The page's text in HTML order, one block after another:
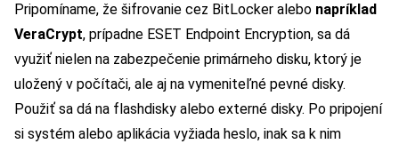
Pripomíname, že šifrovanie cez BitLocker alebo napríklad
VeraCrypt, prípadne ESET Endpoint Encryption, sa dá
využiť nielen na zabezpečenie primárneho disku, ktorý je
uložený v počítači, ale aj na vymeniteľné pevné disky.
Použiť sa dá na flashdisky alebo externé disky. Po pripojení
si systém alebo aplikácia vyžiada heslo, inak sa k nim